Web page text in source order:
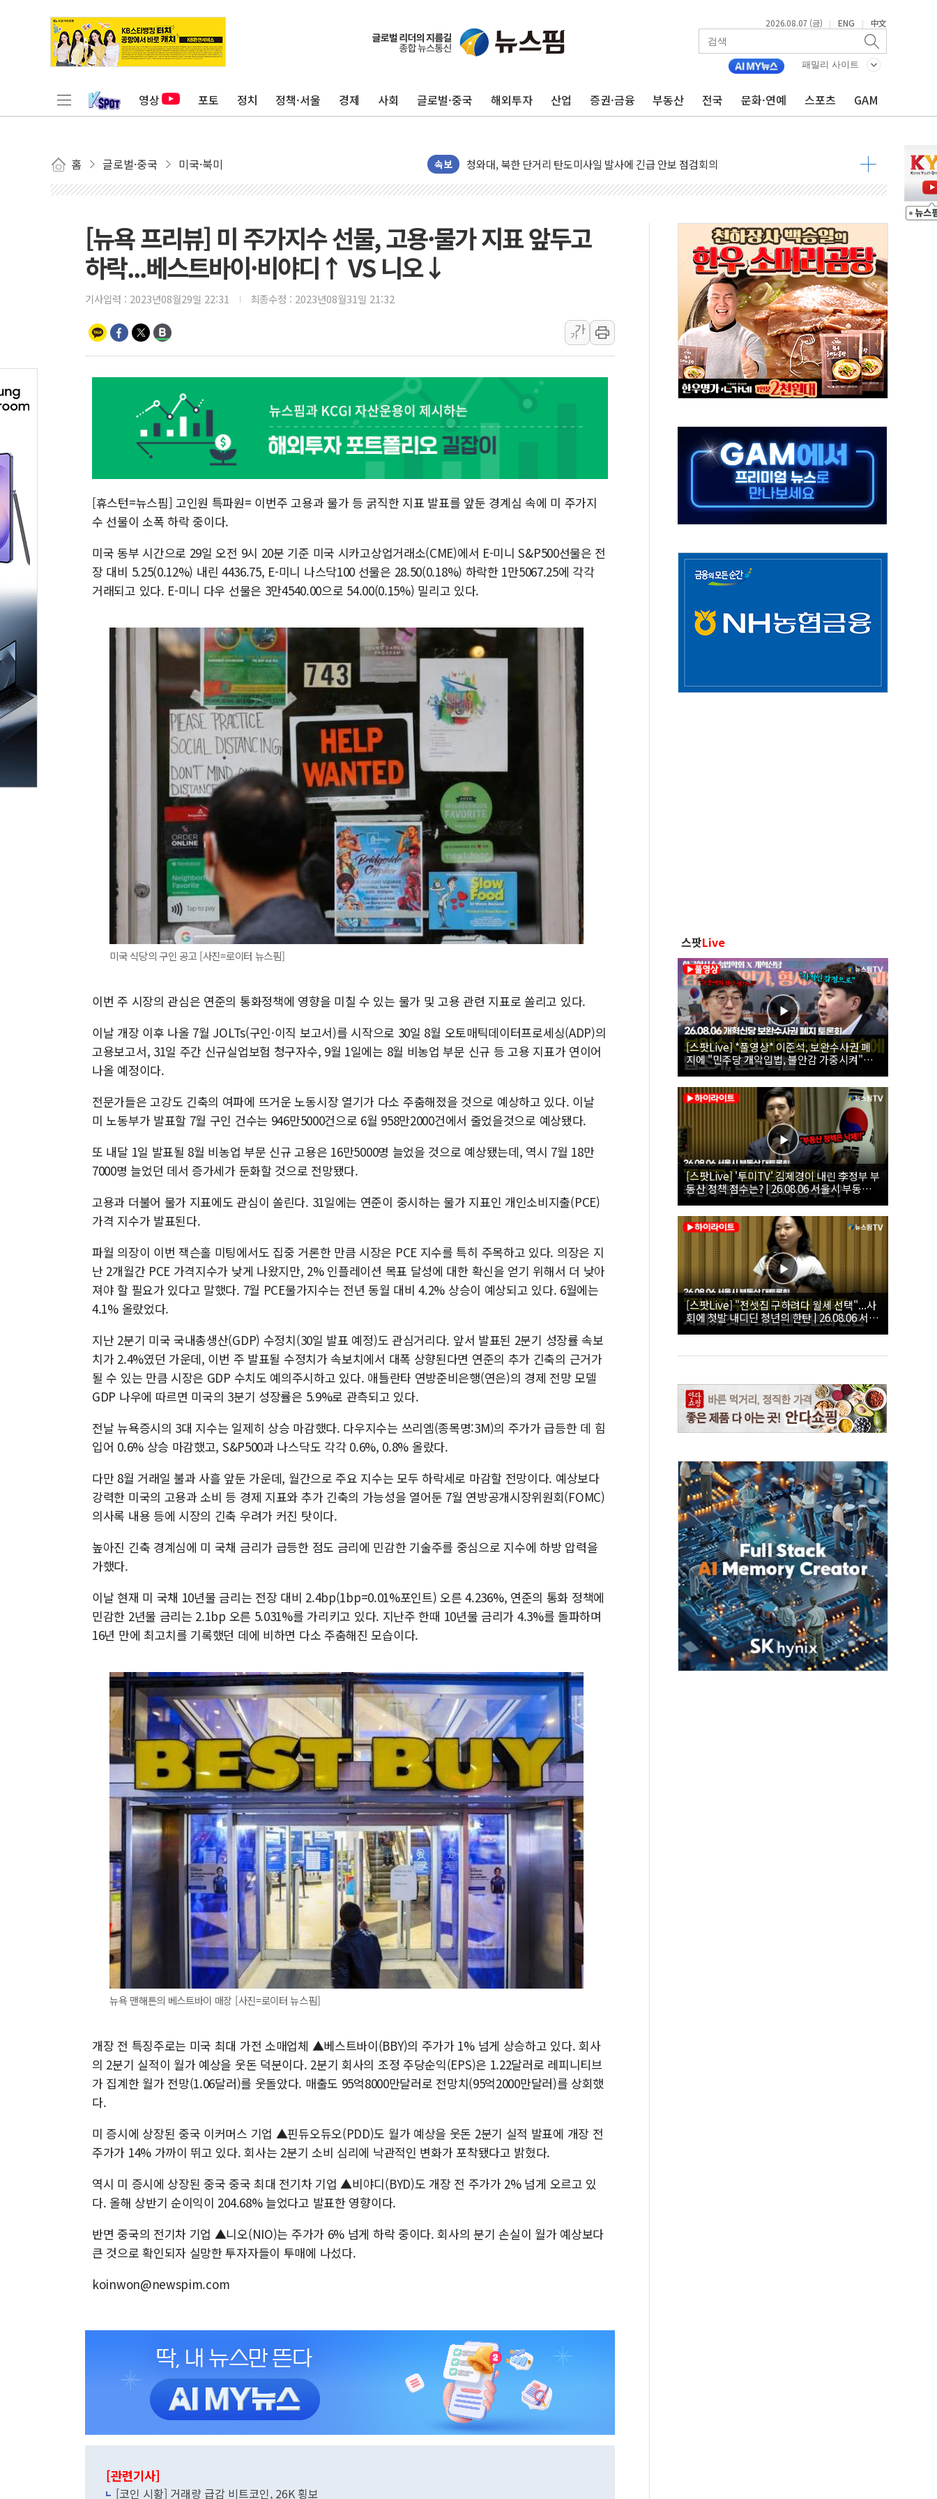
2026.08.07 (금) | ENG | 中文
패밀리 사이트
영상 포토 정치 정책·서울 경제 사회 글로벌·중국 해외투자 산업 증권·금융 부동산 전국 문화·연예 스포츠 GAM
홈 글로벌·중국 미국·북미 속보
리투아니아 국방 "러, 우크라 드론으로 나토 회원국 공격 검토… 거짓 깃발 작전"
구광모, 내주 실리콘밸리서 젠슨 황 재회…로봇·AI 데이터센터·모빌리티 구체화
김정관 장관 "영업이익 N% 성과급 반대…상법·자본시장법 개정 논의"
뉴욕증시 프리뷰, 미 주가선물 AI주 차익실현 속 혼조세...웨스턴디지털·샌디스크↓
금값 7주 만에 최고…美 고용 둔화·호르무즈 재개방 기대에 강세
[인도증시] 중동 긴장 완화에 실적 호조까지, 상승...호실적 보고 기업 상승세 뚜렷
[베트남 증시] 지수 하락 속 'DGC' 임시 주총 기대감에 홀로 상한가…마진 잔액은 사상 최고
'월가의 황제' 다이먼 "금융시장 레버리지 위험수위…숨은 차입이 더 큰 변수"
양주 섬유염색공장서 화재 1명 중상…대응 1단계 진압 중
김정관 산업부 장관 "주 52시간 손봐야, 경쟁상대 中과 비교해야"
해군 1함대 창설 80주년…지역과 함께하는 '선봉'의 대민 봉사
[3보] 북, 원산서 동해로 단거리 탄도미사일 1발 발사… 올해 10번째·42일 만 도발
우크라 드론 전술, 중남미 콜롬비아에 새 안보 위기… 반군·마약카르텔이 습득해 전투 활용
주한미군 "오산기지 누출, 백린 아닌 무해한 표면 부식 물질"
구미 폐염산처리업체서 불 2시간30여분만에 진화...외국인 노동자 숨져
해군과 함께하는 '불금전파, 송정' 시즌2
[뉴욕 프리뷰] 미 주가지수 선물, 고용·물가 지표 앞두고
하락...베스트바이·비야디↑ VS 니오↓
기사입력 : 2023년08월29일 22:31 최종수정 : 2023년08월31일 21:32
가
가
[휴스턴=뉴스핌] 고인원 특파원= 이번주 고용과 물가 등 굵직한 지표 발표를 앞둔 경계심 속에 미 주가지
수 선물이 소폭 하락 중이다.
미국 동부 시간으로 29일 오전 9시 20분 기준 미국 시카고상업거래소(CME)에서 E-미니 S&P500선물은 전
장 대비 5.25(0.12%) 내린 4436.75, E-미니 나스닥100 선물은 28.50(0.18%) 하락한 1만5067.25에 각각
거래되고 있다. E-미니 다우 선물은 3만4540.00으로 54.00(0.15%) 밀리고 있다.
미국 식당의 구인 공고 [사진=로이터 뉴스핌]
이번 주 시장의 관심은 연준의 통화정책에 영향을 미칠 수 있는 물가 및 고용 관련 지표로 쏠리고 있다.
이날 개장 이후 나올 7월 JOLTs(구인·이직 보고서)를 시작으로 30일 8월 오토매틱데이터프로세싱(ADP)의
고용보고서, 31일 주간 신규실업보험 청구자수, 9월 1일에는 8월 비농업 부문 신규 등 고용 지표가 연이어
나올 예정이다.
전문가들은 고강도 긴축의 여파에 뜨거운 노동시장 열기가 다소 주춤해졌을 것으로 예상하고 있다. 이날
미 노동부가 발표할 7월 구인 건수는 946만5000건으로 6월 958만2000건에서 줄었을것으로 예상됐다.
또 내달 1일 발표될 8월 비농업 부문 신규 고용은 16만5000명 늘었을 것으로 예상됐는데, 역시 7월 18만
7000명 늘었던 데서 증가세가 둔화할 것으로 전망됐다.
고용과 더불어 물가 지표에도 관심이 쏠린다. 31일에는 연준이 중시하는 물가 지표인 개인소비지출(PCE)
가격 지수가 발표된다.
파월 의장이 이번 잭슨홀 미팅에서도 집중 거론한 만큼 시장은 PCE 지수를 특히 주목하고 있다. 의장은 지
난 2개월간 PCE 가격지수가 낮게 나왔지만, 2% 인플레이션 목표 달성에 대한 확신을 얻기 위해서 더 낮아
져야 할 필요가 있다고 말했다. 7월 PCE물가지수는 전년 동월 대비 4.2% 상승이 예상되고 있다. 6월에는
4.1% 올랐었다.
지난 2분기 미국 국내총생산(GDP) 수정치(30일 발표 예정)도 관심거리다. 앞서 발표된 2분기 성장률 속보
치가 2.4%였던 가운데, 이번 주 발표될 수정치가 속보치에서 대폭 상향된다면 연준의 추가 긴축의 근거가
될 수 있는 만큼 시장은 GDP 수치도 예의주시하고 있다. 애틀란타 연방준비은행(연은)의 경제 전망 모델
GDP 나우에 따르면 미국의 3분기 성장률은 5.9%로 관측되고 있다.
전날 뉴욕증시의 3대 지수는 일제히 상승 마감했다. 다우지수는 쓰리엠(종목명:3M)의 주가가 급등한 데 힘
입어 0.6% 상승 마감했고, S&P500과 나스닥도 각각 0.6%, 0.8% 올랐다.
다만 8월 거래일 불과 사흘 앞둔 가운데, 월간으로 주요 지수는 모두 하락세로 마감할 전망이다. 예상보다
강력한 미국의 고용과 소비 등 경제 지표와 추가 긴축의 가능성을 열어둔 7월 연방공개시장위원회(FOMC)
의사록 내용 등에 시장의 긴축 우려가 커진 탓이다.
높아진 긴축 경계심에 미 국채 금리가 급등한 점도 금리에 민감한 기술주를 중심으로 지수에 하방 압력을
가했다.
이날 현재 미 국채 10년물 금리는 전장 대비 2.4bp(1bp=0.01%포인트) 오른 4.236%, 연준의 통화 정책에
민감한 2년물 금리는 2.1bp 오른 5.031%를 가리키고 있다. 지난주 한때 10년물 금리가 4.3%를 돌파하며
16년 만에 최고치를 기록했던 데에 비하면 다소 주춤해진 모습이다.
뉴욕 맨해튼의 베스트바이 매장 [사진=로이터 뉴스핌]
개장 전 특징주로는 미국 최대 가전 소매업체 ▲베스트바이(BBY)의 주가가 1% 넘게 상승하고 있다. 회사
의 2분기 실적이 월가 예상을 웃돈 덕분이다. 2분기 회사의 조정 주당순익(EPS)은 1.22달러로 레피니티브
가 집계한 월가 전망(1.06달러)를 웃돌았다. 매출도 95억8000만달러로 전망치(95억2000만달러)를 상회했
다.
미 증시에 상장된 중국 이커머스 기업 ▲핀듀오듀오(PDD)도 월가 예상을 웃돈 2분기 실적 발표에 개장 전
주가가 14% 가까이 뛰고 있다. 회사는 2분기 소비 심리에 낙관적인 변화가 포착됐다고 밝혔다.
역시 미 증시에 상장된 중국 중국 최대 전기차 기업 ▲비야디(BYD)도 개장 전 주가가 2% 넘게 오르고 있
다. 올해 상반기 순이익이 204.68% 늘었다고 발표한 영향이다.
반면 중국의 전기차 기업 ▲니오(NIO)는 주가가 6% 넘게 하락 중이다. 회사의 분기 손실이 월가 예상보다
큰 것으로 확인되자 실망한 투자자들이 투매에 나섰다.
koinwon@newspim.com
[관련기사]
[코인 시황] 거래량 급감 비트코인, 26K 횡보
스팟Live
[스팟Live] *풀영상* 이준석, 보완수사권 폐
지에 "민주당 개악입법, 불안감 가중시켜"｜
26.08.06 개혁신당 보완수사권 폐지 토론회
[스팟Live] '투미TV' 김제경이 내린 李정부 부
동산 정책 점수는? | 26.08.06 서울시 부동산
대토론회
[스팟Live] "전셋집 구하려다 월세 선택"...사
회에 첫발 내디딘 청년의 한탄 | 26.08.06 서울
시 부동산 대토론회